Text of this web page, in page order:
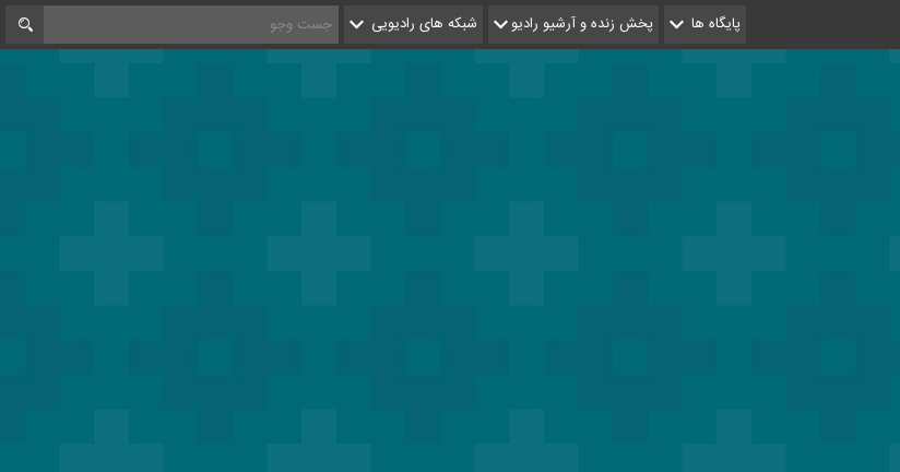
پایگاه ها پخش زنده و آرشیو رادیو شبکه های رادیویی